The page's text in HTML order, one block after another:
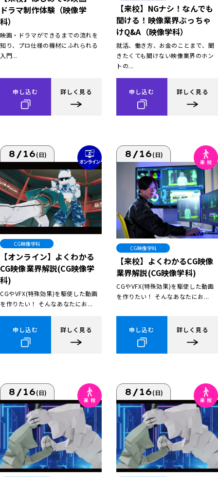
ドラマ制作体験（映像学
科）
映画・ドラマができるまでの流れを
知り、プロ仕様の機材にふれられる
入門...
申し込む 詳しく見る
【来校】NGナシ！なんでも
聞ける！映像業界ぶっちゃ
けQ&A（映像学科）
就活、働き方、お金のことまで、聞
きたくても聞けない映像業界のホン
トの...
申し込む 詳しく見る
8/16(日)
CG映像学科
【オンライン】よくわかる
CG映像業界解説(CG映像学
科)
CGやVFX(特殊効果)を駆使した動画
を作りたい！ そんなあなたにお...
申し込む 詳しく見る
8/16(日)
CG映像学科
【来校】よくわかるCG映像
業界解説(CG映像学科)
CGやVFX(特殊効果)を駆使した動画
を作りたい！ そんなあなたにお...
申し込む 詳しく見る
8/16(日) 8/16(日)